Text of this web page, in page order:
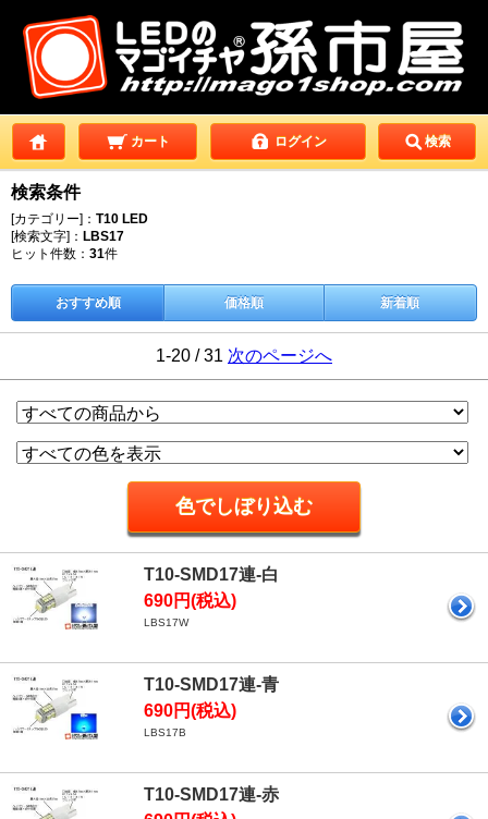
カート ログイン 検索
検索条件
[カテゴリー]： T10 LED
[検索文字]： LBS17
ヒット件数： 31件
おすすめ順 価格順 新着順
1-20 / 31 次のページへ
T10-SMD17連-白
690円(税込)
LBS17W
T10-SMD17連-青
690円(税込)
LBS17B
T10-SMD17連-赤